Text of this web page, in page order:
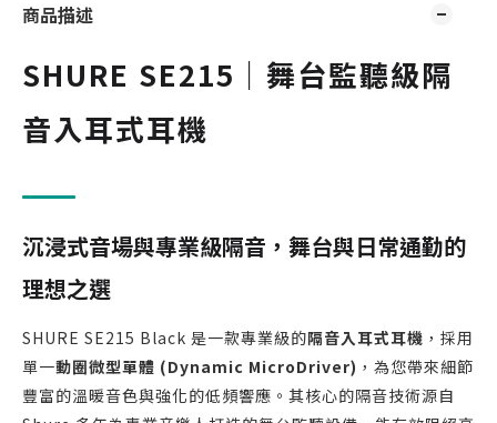
商品描述
SHURE SE215｜舞台監聽級隔
音入耳式耳機
沉浸式音場與專業級隔音，舞台與日常通勤的
理想之選
SHURE SE215 Black 是一款專業級的隔音入耳式耳機 ，採用
單一動圈微型單體 (Dynamic MicroDriver) ，為您帶來細節
豐富的溫暖音色與強化的低頻響應。其核心的隔音技術源自